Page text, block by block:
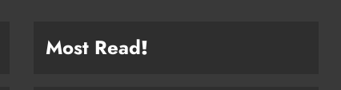
Most Read!